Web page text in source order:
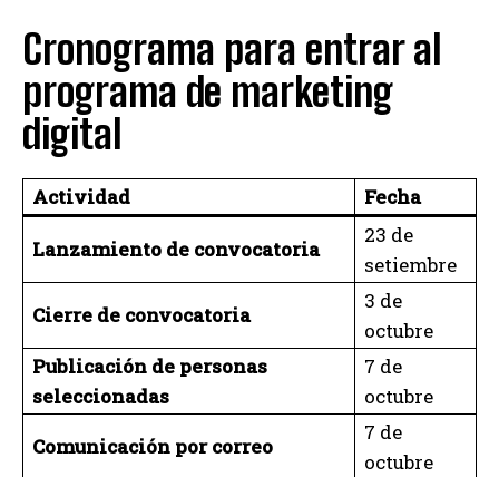
Cronograma para entrar al
programa de marketing
digital
Actividad Fecha
Lanzamiento de convocatoria
23 de
setiembre
Cierre de convocatoria
3 de
octubre
Publicación de personas
seleccionadas
7 de
octubre
Comunicación por correo
7 de
octubre